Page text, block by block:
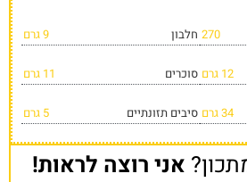
270
12 גרם
34 גרם
חלבון 9 גרם
סוכרים 11 גרם
סיבים תזונתיים 5 גרם
אני רוצה לראות!